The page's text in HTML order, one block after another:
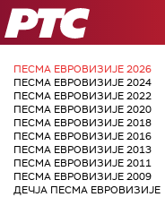
РТС
ПЕСМА ЕВРОВИЗИЈЕ 2026
ПЕСМА ЕВРОВИЗИЈЕ 2024
ПЕСМА ЕВРОВИЗИЈЕ 2022
ПЕСМА ЕВРОВИЗИЈЕ 2020
ПЕСМА ЕВРОВИЗИЈЕ 2018
ПЕСМА ЕВРОВИЗИЈЕ 2016
ПЕСМА ЕВРОВИЗИЈЕ 2013
ПЕСМА ЕВРОВИЗИЈЕ 2011
ПЕСМА ЕВРОВИЗИЈЕ 2009
ДЕЧЈА ПЕСМА ЕВРОВИЗИЈЕ